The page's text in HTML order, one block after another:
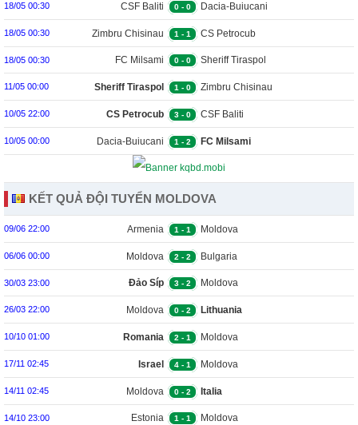
18/05 00:30 CSF Baliti 0 - 0 Dacia-Buiucani
18/05 00:30 Zimbru Chisinau 1 - 1 CS Petrocub
18/05 00:30 FC Milsami 0 - 0 Sheriff Tiraspol
11/05 00:00 Sheriff Tiraspol 1 - 0 Zimbru Chisinau
10/05 22:00 CS Petrocub 3 - 0 CSF Baliti
10/05 00:00 Dacia-Buiucani 1 - 2 FC Milsami
KẾT QUẢ ĐỘI TUYỂN MOLDOVA
09/06 22:00 Armenia 1 - 1 Moldova
06/06 00:00 Moldova 2 - 2 Bulgaria
30/03 23:00 Đảo Síp 3 - 2 Moldova
26/03 22:00 Moldova 0 - 2 Lithuania
10/10 01:00 Romania 2 - 1 Moldova
17/11 02:45 Israel 4 - 1 Moldova
14/11 02:45 Moldova 0 - 2 Italia
14/10 23:00 Estonia 1 - 1 Moldova